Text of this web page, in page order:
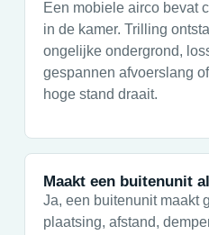
Een mobiele airco bevat
in de kamer. Trilling
ongelijke ondergrond,
gespannen afvoerslang
hoge stand draait.
Maakt een buitenunit
Ja, een buitenunit maakt
plaatsing, afstand,